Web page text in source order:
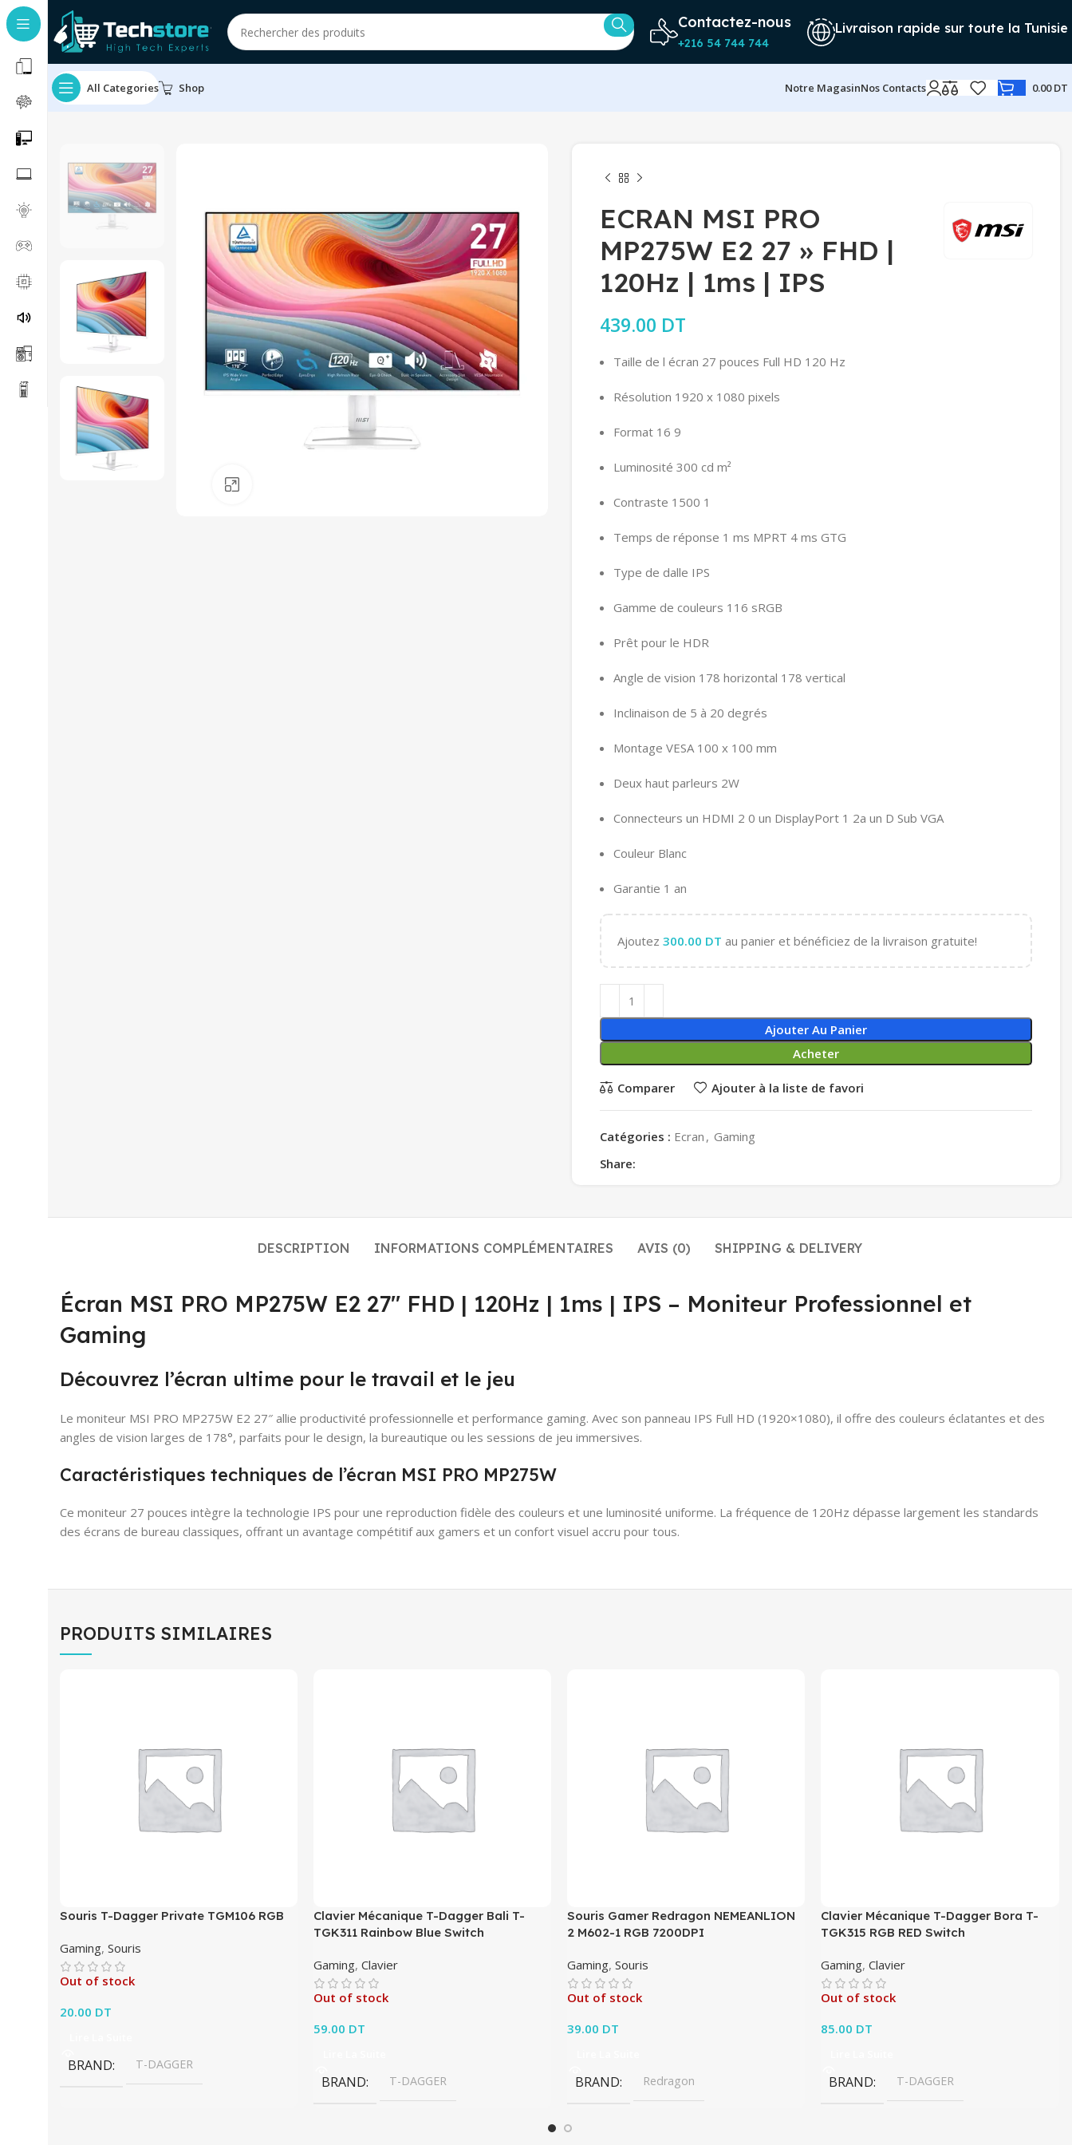
Contactez-nous
+216 54 744 744
Livraison rapide sur toute la Tunisie
All Categories Shop Notre MagasinNos Contacts 0.00DT
ECRAN MSI PRO
MP275W E2 27 » FHD |
120Hz | 1ms | IPS
439.00 DT
Taille de l écran 27 pouces Full HD 120 Hz
Résolution 1920 x 1080 pixels
Format 16 9
Luminosité 300 cd m²
Contraste 1500 1
Temps de réponse 1 ms MPRT 4 ms GTG
Type de dalle IPS
Gamme de couleurs 116 sRGB
Prêt pour le HDR
Angle de vision 178 horizontal 178 vertical
Inclinaison de 5 à 20 degrés
Montage VESA 100 x 100 mm
Deux haut parleurs 2W
Connecteurs un HDMI 2 0 un DisplayPort 1 2a un D Sub VGA
Couleur Blanc
Garantie 1 an
Ajoutez 300.00 DT au panier et bénéficiez de la livraison gratuite!
Ajouter Au Panier
Acheter
Comparer Ajouter à la liste de favori
Catégories : Ecran , Gaming
Share:
DESCRIPTION INFORMATIONS COMPLÉMENTAIRES AVIS (0) SHIPPING & DELIVERY
Écran MSI PRO MP275W E2 27″ FHD | 120Hz | 1ms | IPS – Moniteur Professionnel et
Gaming
Découvrez l’écran ultime pour le travail et le jeu
Le moniteur MSI PRO MP275W E2 27″ allie productivité professionnelle et performance gaming. Avec son panneau IPS Full HD (1920×1080), il offre des couleurs éclatantes et des
angles de vision larges de 178°, parfaits pour le design, la bureautique ou les sessions de jeu immersives.
Caractéristiques techniques de l’écran MSI PRO MP275W
Ce moniteur 27 pouces intègre la technologie IPS pour une reproduction fidèle des couleurs et une luminosité uniforme. La fréquence de 120Hz dépasse largement les standards
des écrans de bureau classiques, offrant un avantage compétitif aux gamers et un confort visuel accru pour tous.
PRODUITS SIMILAIRES
Souris T-Dagger Private TGM106 RGB
Gaming, Souris
Out of stock
20.00 DT
BRAND T-DAGGER
Clavier Mécanique T-Dagger Bali T-
TGK311 Rainbow Blue Switch
Gaming,Clavier
Out of stock
59.00 DT
BRAND T-DAGGER
Souris Gamer Redragon NEMEANLION
2 M602-1 RGB 7200DPI
Gaming,Souris
Out of stock
39.00 DT
BRAND Redragon
Clavier Mécanique T-Dagger Bora T-
TGK315 RGB RED Switch
Gaming,Clavier
Out of stock
85.00 DT
BRAND T-DAGGER